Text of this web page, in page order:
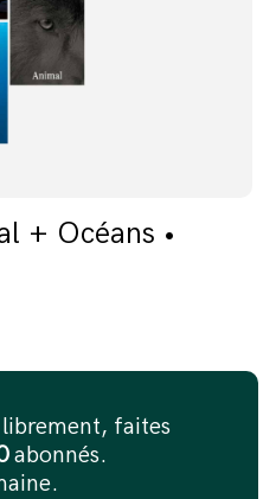
+ Océans •
faites
abonnés.